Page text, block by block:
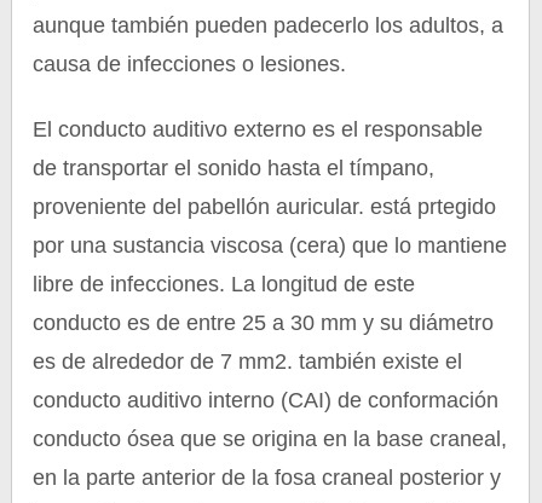
aunque también pueden padecerlo los adultos, a
causa de infecciones o lesiones.
El conducto auditivo externo es el responsable
de transportar el sonido hasta el tímpano,
proveniente del pabellón auricular. está prtegido
por una sustancia viscosa (cera) que lo mantiene
libre de infecciones. La longitud de este
conducto es de entre 25 a 30 mm y su diámetro
es de alrededor de 7 mm2. también existe el
conducto auditivo interno (CAI) de conformación
conducto ósea que se origina en la base craneal,
en la parte anterior de la fosa craneal posterior y